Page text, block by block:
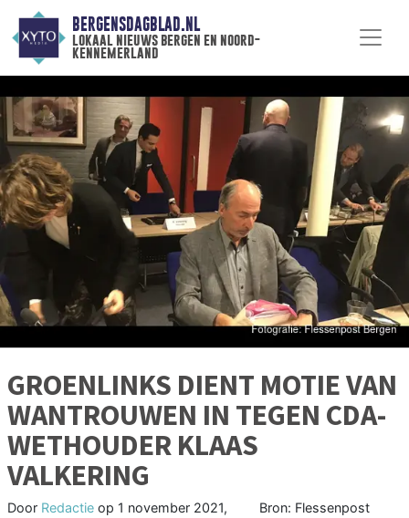
BERGENSDAGBLAD.NL
lokaal nieuws bergen en noord-
kennemerland
GROENLINKS DIENT MOTIE VAN
WANTROUWEN IN TEGEN CDA-
WETHOUDER KLAAS
VALKERING
Door Redactie op 1 november 2021,
Bron: Flessenpost